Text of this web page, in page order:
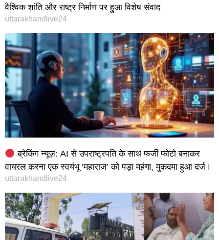
वैश्विक शांति और राष्ट्र निर्माण पर हुआ विशेष संवाद
uttarakhandlive24
ब्रेकिंग न्यूज़: AI से उपराष्ट्रपति के साथ फर्जी फोटो बनाकर
वायरल करना एक स्वयंभू ‘महाराज’ को पड़ा महंगा, मुकदमा हुआ दर्ज।
uttarakhandlive24